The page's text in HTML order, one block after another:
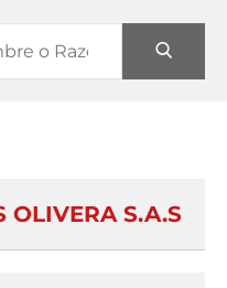
OLIVERA S.A.S